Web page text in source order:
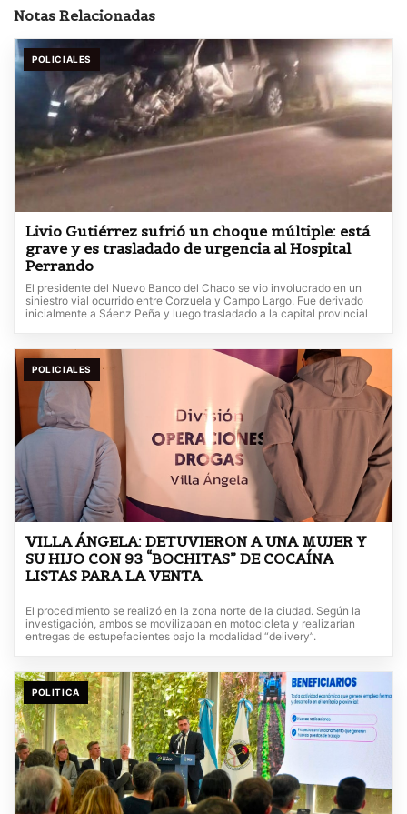
Notas Relacionadas
POLICIALES
Livio Gutiérrez sufrió un choque múltiple: está
grave y es trasladado de urgencia al Hospital
Perrando
El presidente del Nuevo Banco del Chaco se vio involucrado en un
siniestro vial ocurrido entre Corzuela y Campo Largo. Fue derivado
inicialmente a Sáenz Peña y luego trasladado a la capital provincial
POLICIALES
VILLA ÁNGELA: DETUVIERON A UNA MUJER Y
SU HIJO CON 93 “BOCHITAS” DE COCAÍNA
LISTAS PARA LA VENTA
El procedimiento se realizó en la zona norte de la ciudad. Según la
investigación, ambos se movilizaban en motocicleta y realizarían
entregas de estupefacientes bajo la modalidad “delivery”.
POLITICA